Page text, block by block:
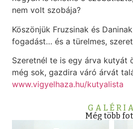
nem volt szobája?
Köszönjük Fruzsinak és
fogadást… és a türelmes,
Szeretnél te is egy árva kutyát
még sok, gazdira váró árvát
www.vigyelhaza.hu/kutyalista
GALÉRIA
Még több